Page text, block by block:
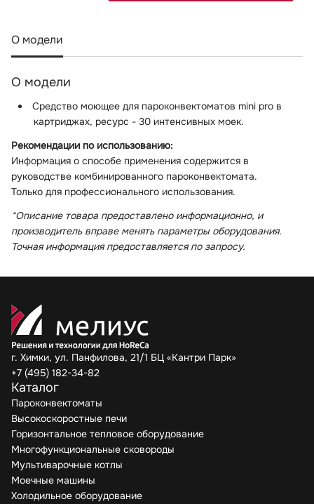
О модели
О модели
Средство моющее для пароконвектоматов mini pro в
картриджах, ресурс - 30 интенсивных моек.
Рекомендации по использованию:
Информация о способе применения содержится в
руководстве комбинированного пароконвектомата.
Только для профессионального использования.
*Описание товара предоставлено информационно, и
производитель вправе менять параметры оборудования.
Точная информация предоставляется по запросу.
г. Химки, ул. Панфилова, 21/1 БЦ «Кантри Парк»
+7 (495) 182-34-82
Каталог
Пароконвектоматы
Высокоскоростные печи
Горизонтальное тепловое оборудование
Многофункциональные сковороды
Мультиварочные котлы
Моечные машины
Холодильное оборудование